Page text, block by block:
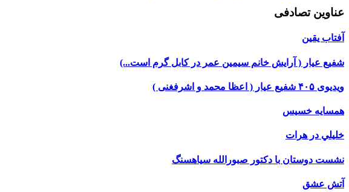
عناوین تصادفی
آفتاب یقین
شفیع عیار ( آرایش خانم سیمین عمر در کابل گرم است...)
ویدیوی ۴۰۵ شفیع عیار ( اعظا محمد و اشرفغنی )
همسایه خسیس
خليلي در هرات
نشست دوستان با دکتور صبورالله سیاهسنگ
آتش عشق